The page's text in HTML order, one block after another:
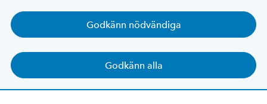
Godkänn nödvändiga
Godkänn alla